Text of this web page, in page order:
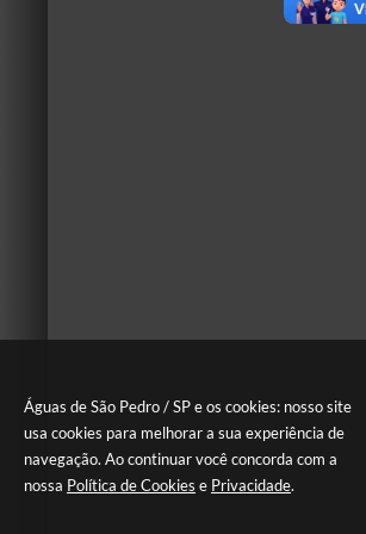
Águas de São Pedro / SP e os cookies: nosso site
usa cookies para melhorar a sua experiência de
navegação. Ao continuar você concorda com a
nossa Política de Cookies e Privacidade.